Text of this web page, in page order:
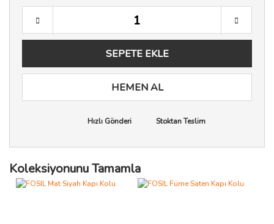
SEPETE EKLE
HEMEN AL
Hızlı Gönderi Stoktan Teslim
Koleksiyonunu Tamamla